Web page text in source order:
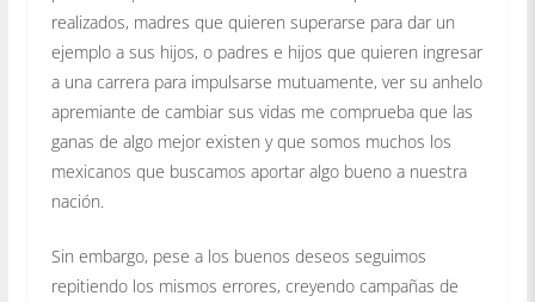
realizados, madres que quieren superarse para dar un
ejemplo a sus hijos, o padres e hijos que quieren ingresar
a una carrera para impulsarse mutuamente, ver su anhelo
apremiante de cambiar sus vidas me comprueba que las
ganas de algo mejor existen y que somos muchos los
mexicanos que buscamos aportar algo bueno a nuestra
nación.
Sin embargo, pese a los buenos deseos seguimos
repitiendo los mismos errores, creyendo campañas de